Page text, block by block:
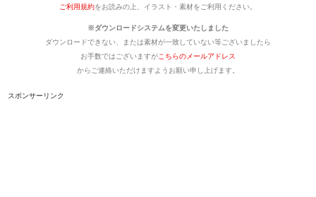
ご利用規約をお読みの上、イラスト・素材をご利用ください。
※ダウンロードシステムを変更いたしました
ダウンロードできない、または素材が一致していない等ございましたら
お手数ではございますがこちらのメールアドレス
からご連絡いただけますようお願い申し上げます。
スポンサーリンク